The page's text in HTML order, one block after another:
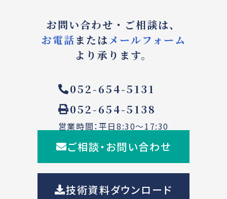
お問い合わせ・ご相談は、
お電話またはメールフォーム
より承ります。
052-654-5131
052-654-5138
営業時間：平日8:30～17:30
ご相談・お問い合わせ
技術資料ダウンロード